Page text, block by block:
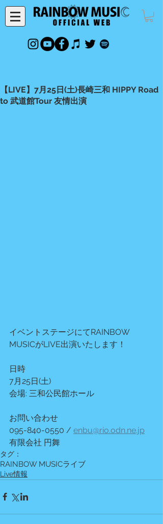
【LIVE】7月25日(土)長崎三和 HIPPY Road
to 武道館Tour 友情出演
イベントステージにてRAINBOW
MUSICがLIVE出演いたします！
日時
7月25日(土)
会場: 三和公民館ホール
お問い合わせ
095-840-0550 / enbu@rio.odn.ne.jp
有限会社 円舞
タグ：
RAINBOW MUSICライブ
Live情報